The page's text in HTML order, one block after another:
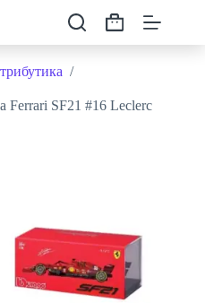
Кошик
/
Ferrari SF21 #16 Leclerc